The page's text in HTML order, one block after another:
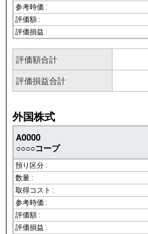
評価額合計
評価損益合計
外国株式
A0000
○○○○コープ